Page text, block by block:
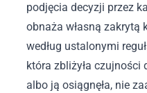
podjęcia decyzji przez
obnaża własną zakrytą
według ustalonymi
która zbliżyła
albo ją osiągnęła, nie